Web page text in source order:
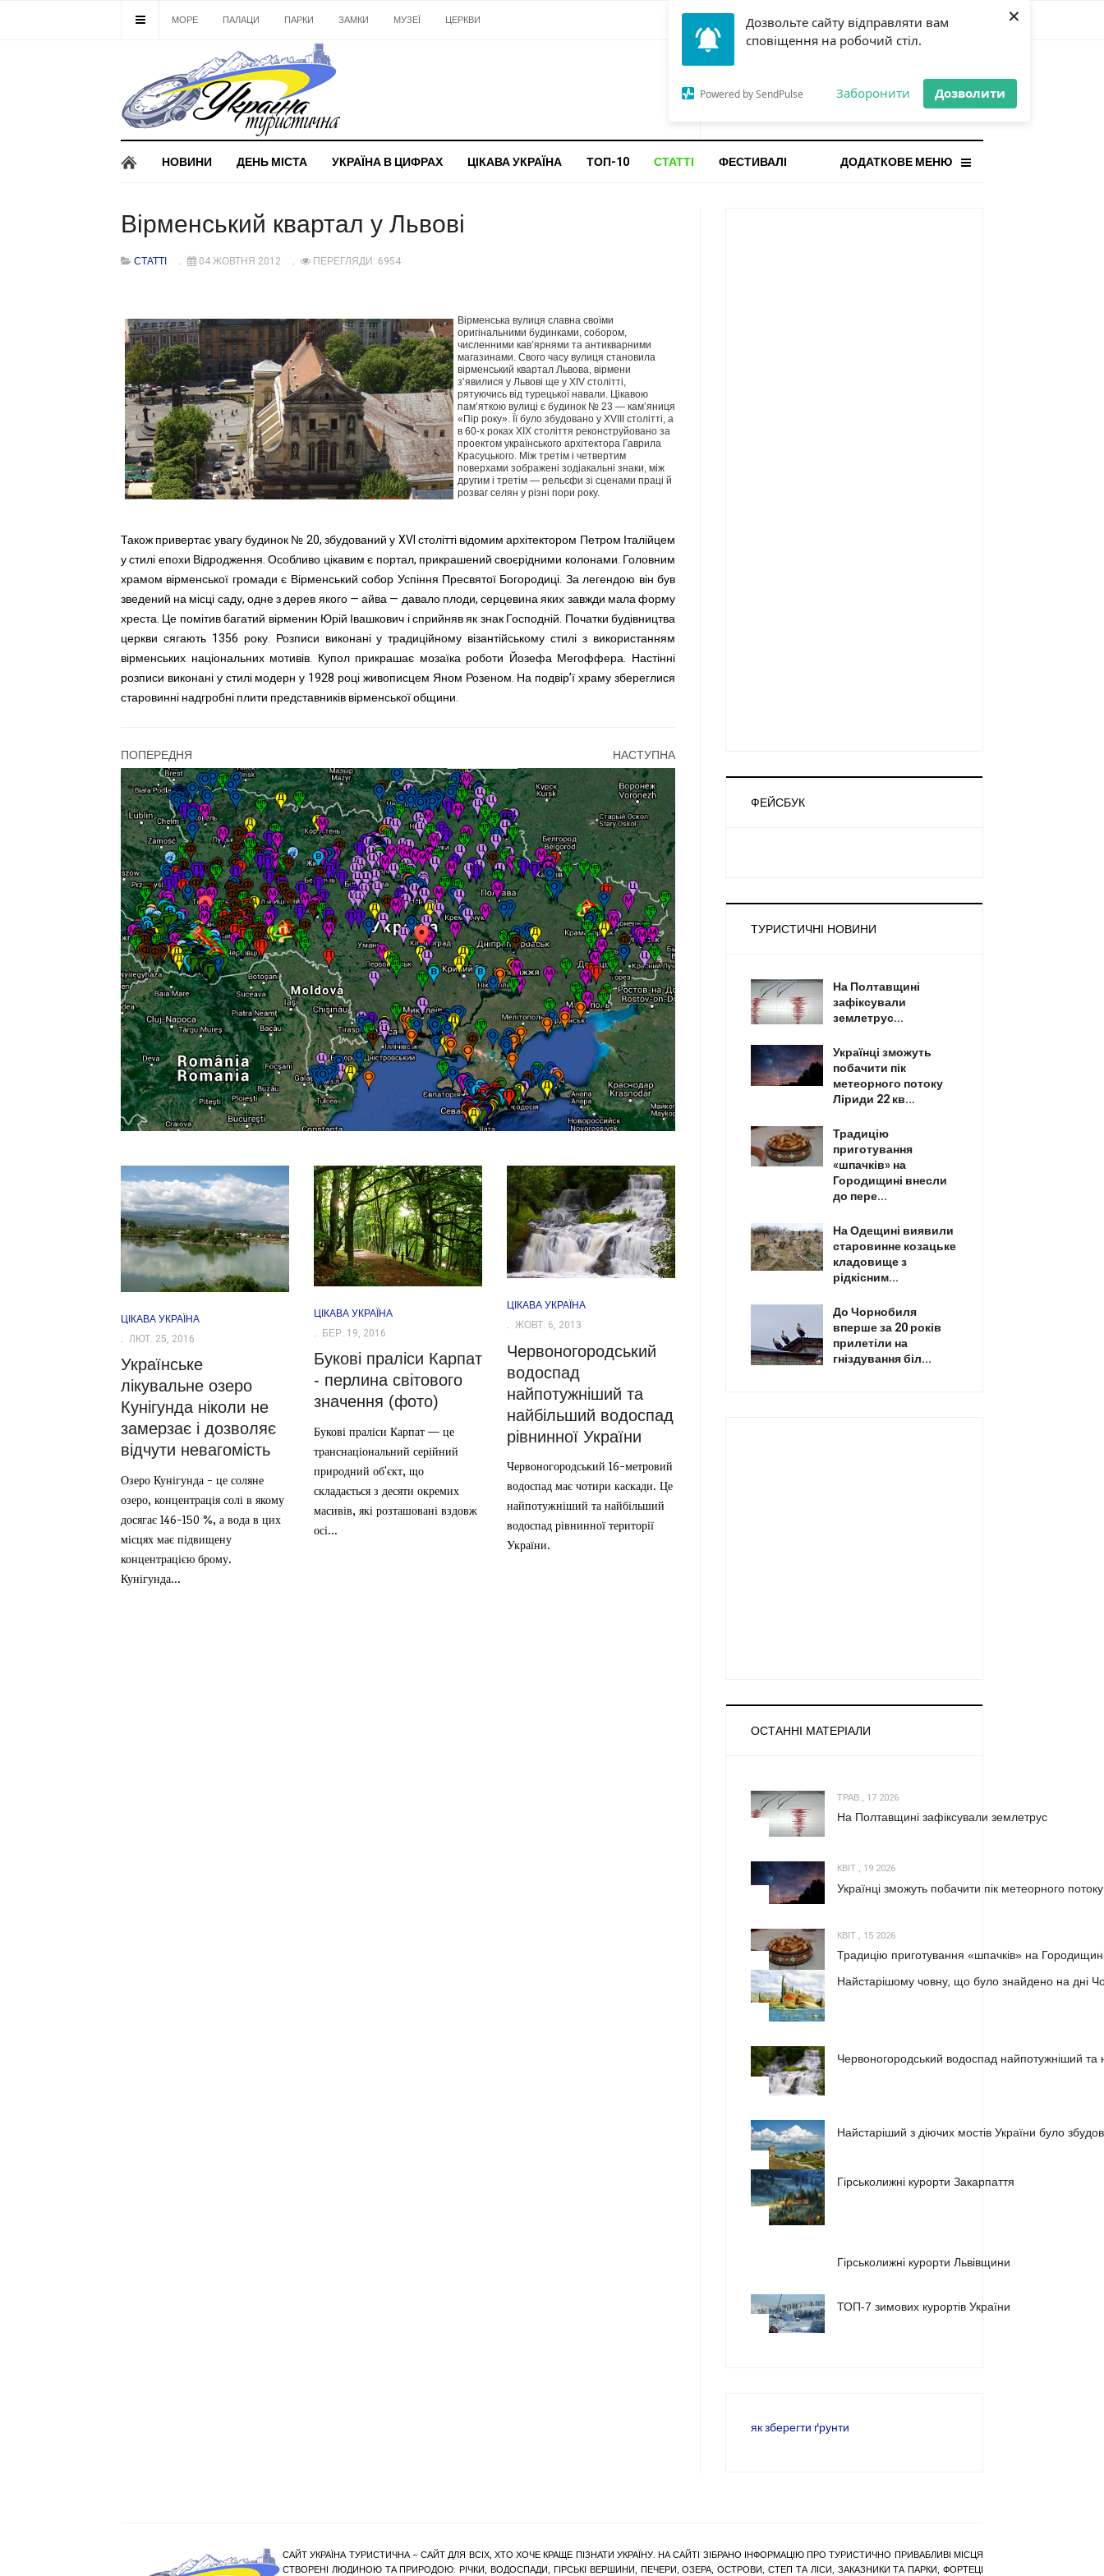
Дозвольте сайту відправляти вам
сповіщення на робочий стіл.
Powered by SendPulse Заборонити Дозволити
×
МОРЕ ПАЛАЦИ ПАРКИ ЗАМКИ МУЗЕЇ ЦЕРКВИ
ОСТАННЯ НОВИНА
Gorilla і відповідальна гра:
чому ліміти важливі поруч із
НОВИНИ ДЕНЬ МІСТА УКРАЇНА В ЦИФРАХ ЦІКАВА УКРАЇНА ТОП-10 СТАТТІ ДОДАТКОВЕ МЕНЮ
ФЕСТИВАЛІ
Вірменський квартал у Львові
СТАТТІ 04 ЖОВТНЯ 2012 ПЕРЕГЛЯДИ: 6954
Вірменська вулиця славна своїми
оригінальними будинками, собором,
численними кав’ярнями та антикварними
магазинами. Свого часу вулиця становила
вірменський квартал Львова, вірмени
з’явилися у Львові ще у XIV столітті,
рятуючись від турецької навали. Цікавою
пам’яткою вулиці є будинок № 23 — кам’яниця
«Пір року». Її було збудовано у XVIII столітті, а
в 60-х роках XIX століття реконструйовано за
проектом українського архітектора Гаврила
Красуцького. Між третім і четвертим
поверхами зображені зодіакальні знаки, між
другим і третім — рельєфи зі сценами праці й
розваг селян у різні пори року.
Також привертає увагу будинок № 20, збудований у XVI столітті відомим архітектором Петром Італійцем
у стилі епохи Відродження. Особливо цікавим є портал, прикрашений своєрідними колонами. Головним
храмом вірменської громади є Вірменський собор Успіння Пресвятої Богородиці. За легендою він був
зведений на місці саду, одне з дерев якого — айва — давало плоди, серцевина яких завжди мала форму
хреста. Це помітив багатий вірменин Юрій Івашкович і сприйняв як знак Господній. Початки будівництва
церкви сягають 1356 року. Розписи виконані у традиційному візантійському стилі з використанням
вірменських національних мотивів. Купол прикрашає мозаїка роботи Йозефа Мегоффера. Настінні
розписи виконані у стилі модерн у 1928 році живописцем Яном Розеном. На подвір’ї храму збереглися
старовинні надгробні плити представників вірменської общини.
ПОПЕРЕДНЯ НАСТУПНА
ЦІКАВА УКРАЇНА
ЛЮТ. 25, 2016
Українське
лікувальне озеро
Кунігунда ніколи не
замерзає і дозволяє
відчути невагомість
Озеро Кунігунда - це соляне
озеро, концентрація солі в якому
досягає 146-150 %, а вода в цих
місцях має підвищену
концентрацією брому.
Кунігунда...
ЦІКАВА УКРАЇНА
БЕР. 19, 2016
Букові праліси Карпат
- перлина світового
значення (фото)
Букові праліси Карпат — це
транснаціональний серійний
природний об'єкт, що
складається з десяти окремих
масивів, які розташовані вздовж
осі...
ЦІКАВА УКРАЇНА
ЖОВТ. 6, 2013
Червоногородський
водоспад
найпотужніший та
найбільший водоспад
рівнинної України
Червоногородський 16-метровий
водоспад має чотири каскади. Це
найпотужніший та найбільший
водоспад рівнинної території
України.
ФЕЙСБУК
ТУРИСТИЧНІ НОВИНИ
На Полтавщині
зафіксували
землетрус...
Українці зможуть
побачити пік
метеорного потоку
Ліриди 22 кв...
Традицію
приготування
«шпачків» на
Городищині внесли
до пере...
На Одещині виявили
старовинне козацьке
кладовище з
рідкісним...
До Чорнобиля
вперше за 20 років
прилетіли на
гніздування біл...
ОСТАННІ МАТЕРІАЛИ
ТРАВ., 17 2026
На Полтавщині зафіксували землетрус
КВІТ., 19 2026
Українці зможуть побачити пік метеорного
КВІТ., 15 2026
Традицію приготування «шпачків» на
Найстарішому човну, що було знайдено на дні
Червоногородський водоспад найпотужніший та
Найстаріший з діючих мостів України було
Гірськолижні курорти Закарпаття
Гірськолижні курорти Львівщини
ТОП-7 зимових курортів України
як зберегти ґрунти
САЙТ УКРАЇНА ТУРИСТИЧНА – САЙТ ДЛЯ ВСІХ, ХТО ХОЧЕ КРАЩЕ ПІЗНАТИ УКРАЇНУ. НА САЙТІ ЗІБРАНО ІНФОРМАЦІЮ ПРО ТУРИСТИЧНО ПРИВАБЛИВІ МІСЦЯ
СТВОРЕНІ ЛЮДИНОЮ ТА ПРИРОДОЮ: РІЧКИ, ВОДОСПАДИ, ГІРСЬКІ ВЕРШИНИ, ПЕЧЕРИ, ОЗЕРА, ОСТРОВИ, СТЕП ТА ЛІСИ, ЗАКАЗНИКИ ТА ПАРКИ, ФОРТЕЦІ